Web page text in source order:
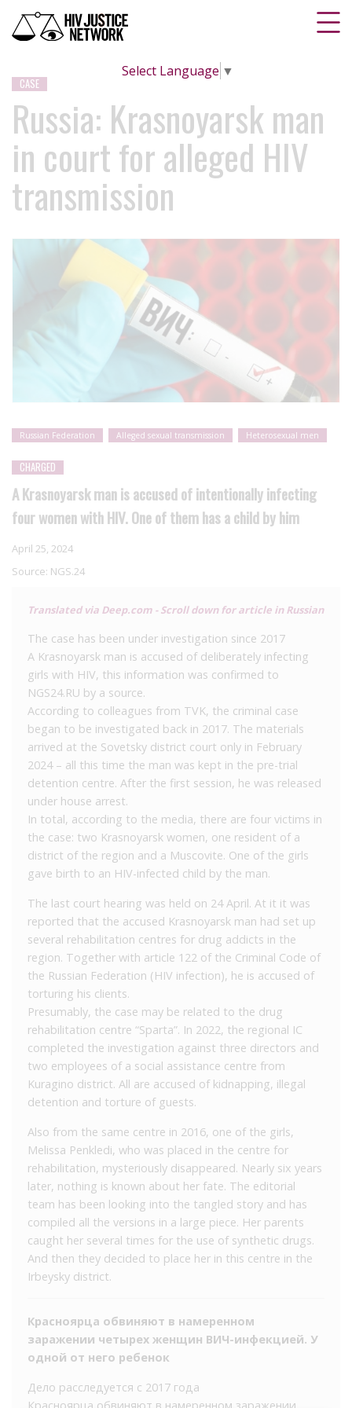
Select Language ▼
CASE
Russia: Krasnoyarsk man
in court for alleged HIV
transmission
Russian Federation Alleged sexual transmission Heterosexual men
CHARGED
A Krasnoyarsk man is accused of intentionally infecting
four women with HIV. One of them has a child by him
April 25, 2024
Source: NGS.24
Translated via Deep.com - Scroll down for article in Russian
The case has been under investigation since 2017
A Krasnoyarsk man is accused of deliberately infecting
girls with HIV, this information was confirmed to
NGS24.RU by a source.
According to colleagues from TVK, the criminal case
began to be investigated back in 2017. The materials
arrived at the Sovetsky district court only in February
2024 – all this time the man was kept in the pre-trial
detention centre. After the first session, he was released
under house arrest.
In total, according to the media, there are four victims in
the case: two Krasnoyarsk women, one resident of a
district of the region and a Muscovite. One of the girls
gave birth to an HIV-infected child by the man.
The last court hearing was held on 24 April. At it it was
reported that the accused Krasnoyarsk man had set up
several rehabilitation centres for drug addicts in the
region. Together with article 122 of the Criminal Code of
the Russian Federation (HIV infection), he is accused of
torturing his clients.
Presumably, the case may be related to the drug
rehabilitation centre “Sparta”. In 2022, the regional IC
completed the investigation against three directors and
two employees of a social assistance centre from
Kuragino district. All are accused of kidnapping, illegal
detention and torture of guests.
Also from the same centre in 2016, one of the girls,
Melissa Penkledi, who was placed in the centre for
rehabilitation, mysteriously disappeared. Nearly six years
later, nothing is known about her fate. The editorial
team has been looking into the tangled story and has
compiled all the versions in a large piece. Her parents
caught her several times for the use of synthetic drugs.
And then they decided to place her in this centre in the
Irbeysky district.
Красноярца обвиняют в намеренном
заражении четырех женщин ВИЧ-инфекцией. У
одной от него ребенок
Дело расследуется с 2017 года
Красноярца обвиняют в намеренном заражении